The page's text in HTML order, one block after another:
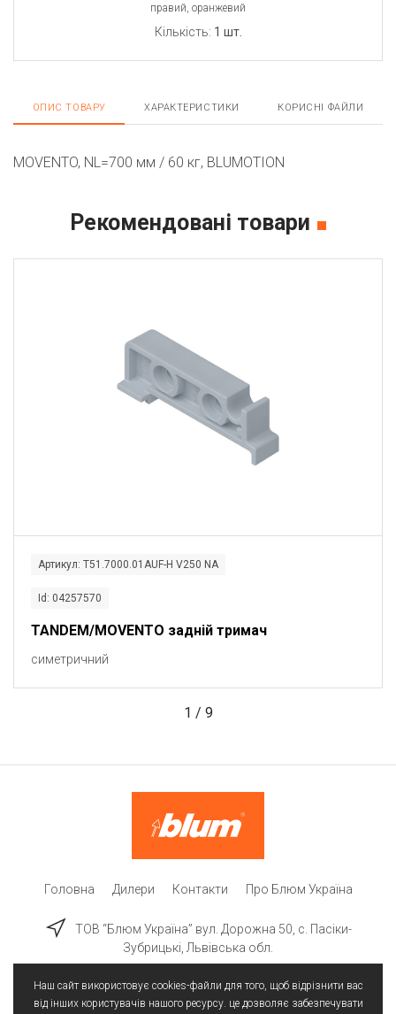
правий, оранжевий
Кількість: 1 шт.
ОПИС ТОВАРУ ХАРАКТЕРИСТИКИ КОРИСНІ ФАЙЛИ
MOVENTO, NL=700 мм / 60 кг, BLUMOTION
Рекомендовані товари
Артикул: T51.7000.01AUF-H V250 NA
Id: 04257570
TANDEM/MOVENTO задній тримач
симетричний
1 / 9
Головна Дилери Контакти Про Блюм Україна
ТОВ “Блюм Україна” вул. Дорожна 50, c. Пасіки-
Зубрицькі, Львівська обл.
Наш сайт використовує cookies-файли для того, щоб відрізнити вас
від інших користувачів нашого ресурсу. це дозволяє забезпечувати